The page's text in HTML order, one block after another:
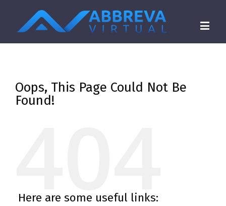
Oops, This Page Could Not Be
Found!
Here are some useful links: